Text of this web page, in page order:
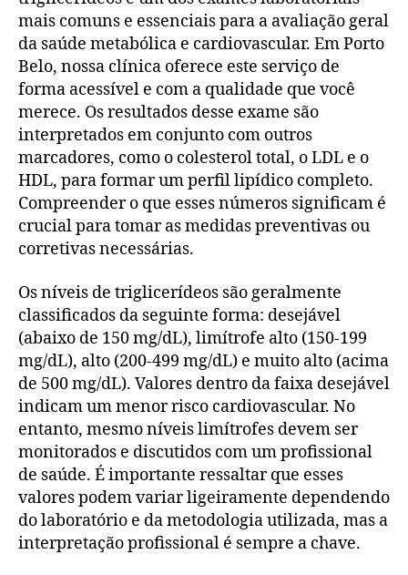
mais comuns e essenciais para a avaliação geral
da saúde metabólica e cardiovascular. Em Porto
Belo, nossa clínica oferece este serviço de
forma acessível e com a qualidade que você
merece. Os resultados desse exame são
interpretados em conjunto com outros
marcadores, como o colesterol total, o LDL e o
HDL, para formar um perfil lipídico completo.
Compreender o que esses números significam é
crucial para tomar as medidas preventivas ou
corretivas necessárias.
Os níveis de triglicerídeos são geralmente
classificados da seguinte forma: desejável
(abaixo de 150 mg/dL), limítrofe alto (150-199
mg/dL), alto (200-499 mg/dL) e muito alto (acima
de 500 mg/dL). Valores dentro da faixa desejável
indicam um menor risco cardiovascular. No
entanto, mesmo níveis limítrofes devem ser
monitorados e discutidos com um profissional
de saúde. É importante ressaltar que esses
valores podem variar ligeiramente dependendo
do laboratório e da metodologia utilizada, mas a
interpretação profissional é sempre a chave.